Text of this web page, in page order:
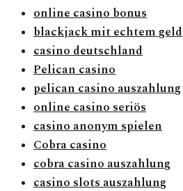
online casino bonus
blackjack mit echtem geld
casino deutschland
Pelican casino
pelican casino auszahlung
online casino seriös
casino anonym spielen
Cobra casino
cobra casino auszahlung
casino slots auszahlung